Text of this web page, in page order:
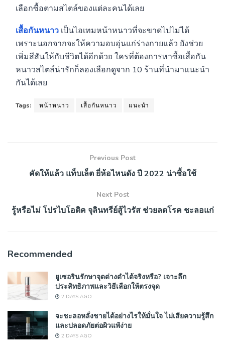
เลือกซื้อตามสไตล์ของแต่ละคนได้เลย
เสื้อกันหนาว เป็นไอเทมหน้าหนาวที่จะขาดไปไม่ได้
เพราะนอกจากจะให้ความอบอุ่นแก่ร่างกายแล้ว ยังช่วย
เพิ่มสีสันให้กับชีวิตได้อีกด้วย ใครที่ต้องการหาซื้อเสื้อกัน
หนาวสไตล์น่ารักก็ลองเลือกดูจาก 10 ร้านที่นำมาแนะนำ
กันได้เลย
Tags: หน้าหนาว เสื้อกันหนาว แนะนำ
Previous Post
คัดให้แล้ว แท็บเล็ต ยี่ห้อไหนดัง ปี 2022 น่าซื้อใช้
Next Post
รู้หรือไม่ โปรไบโอติค จุลินทรีย์สู้ไวรัส ช่วยลดโรค ชะลอแก่
Recommended
ยูเซอรินรักษาจุดด่างดำได้จริงหรือ? เจาะลึก
ประสิทธิภาพและวิธีเลือกให้ตรงจุด
2 DAYS AGO
จะชะลอหลั่งชายได้อย่างไรให้มั่นใจ ไม่เสียความรู้สึก
และปลอดภัยต่อผิวแพ้ง่าย
2 DAYS AGO